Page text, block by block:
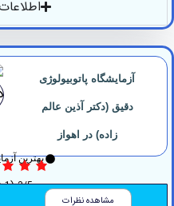
اطلاعات بیشتر
پاتوبیولوژی
دقیق (دکتر آذین عالم
زاده) در اهواز
بهترین آزمایشگاه یزد
3/5 (1 نظر)
مشاهده نظرات